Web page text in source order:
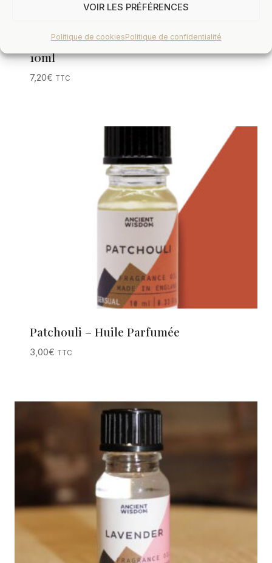
VOIR LES PRÉFÉRENCES
Politique de cookiesPolitique de confidentialité
Menthe Poivrée – Huile Essentielle
10ml
7,20€ TTC
Patchouli – Huile Parfumée
3,00€ TTC